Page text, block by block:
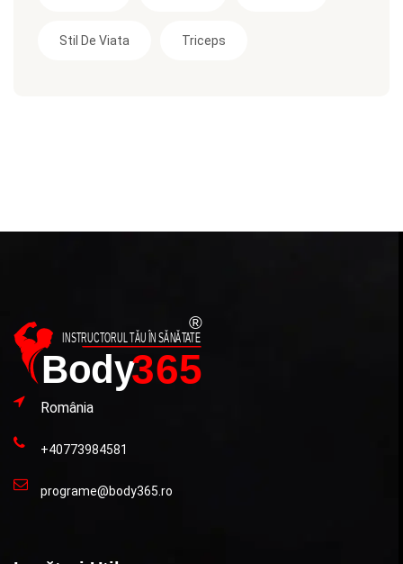
Stil De Viata Triceps
România
+40773984581
programe@body365.ro